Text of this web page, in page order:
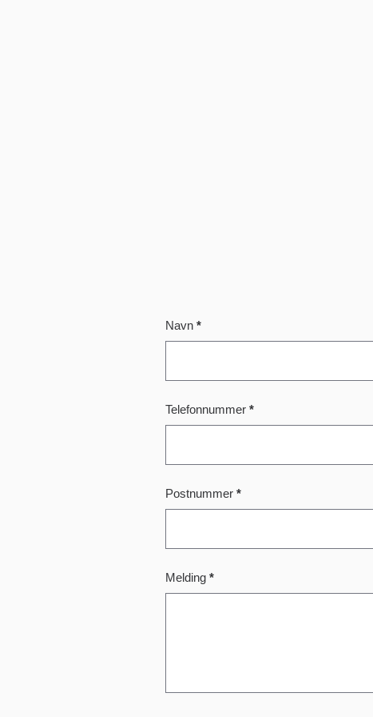
Contact
Navn*
Telefonnummer*
Postnummer*
Melding*